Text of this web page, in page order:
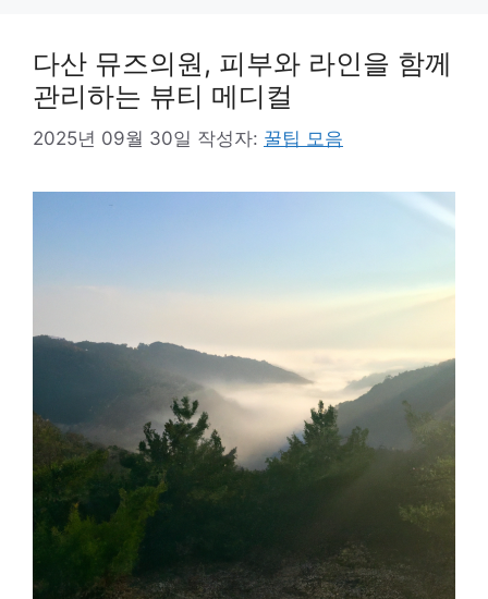
다산 뮤즈의원, 피부와 라인을 함께
관리하는 뷰티 메디컬
2025년 09월 30일 작성자: 꿀팁 모음